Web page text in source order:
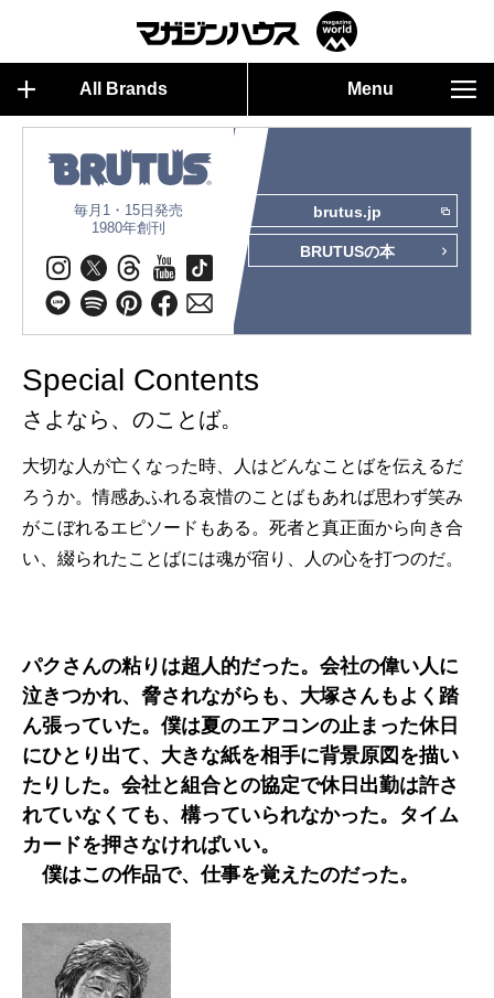
All Brands Menu
毎月1・15日発売
1980年創刊
brutus.jp
BRUTUSの本
Special Contents
さよなら、のことば。
大切な人が亡くなった時、人はどんなことばを伝えるだ
ろうか。情感あふれる哀惜のことばもあれば思わず笑み
がこぼれるエピソードもある。死者と真正面から向き合
い、綴られたことばには魂が宿り、人の心を打つのだ。
パクさんの粘りは超人的だった。会社の偉い人に
泣きつかれ、脅されながらも、大塚さんもよく踏
ん張っていた。僕は夏のエアコンの止まった休日
にひとり出て、大きな紙を相手に背景原図を描い
たりした。会社と組合との協定で休日出勤は許さ
れていなくても、構っていられなかった。タイム
カードを押さなければいい。
僕はこの作品で、仕事を覚えたのだった。